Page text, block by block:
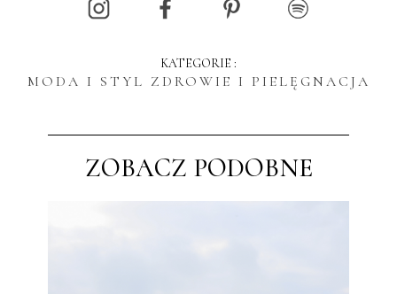
KATEGORIE :
MODA I STYL ZDROWIE I PIELĘGNACJA
ZOBACZ PODOBNE